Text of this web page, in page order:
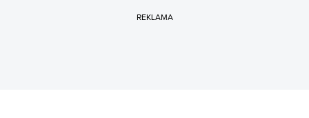
REKLAMA